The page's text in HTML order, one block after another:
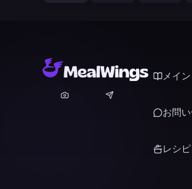
メイン
お問
レシ